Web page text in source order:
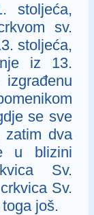
stoljeća,
sv.
stoljeća,
iz 13.
se sve
zatim dva
u blizini
Sv.
Sv.
još.